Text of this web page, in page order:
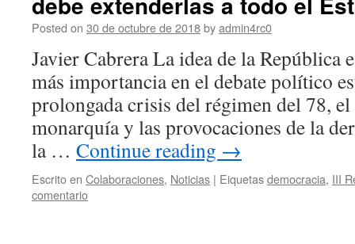
Posted on 30 de octubre de 2018byadmin4rc0
Javier Cabrera La idea de la República
más importancia en el debate político
prolongada crisis del régimen del 78,
monarquía y las provocaciones de la
la … Continue reading →
Escrito en Colaboraciones, Noticias | Eiquetasdemocracia, III
comentario